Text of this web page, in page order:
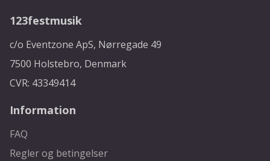
123festmusik
c/o Eventzone ApS, Nørregade 49
7500 Holstebro, Denmark
CVR: 43349414
Information
FAQ
Regler og betingelser